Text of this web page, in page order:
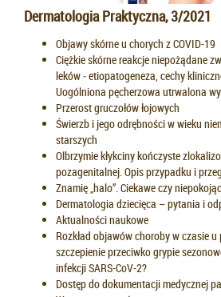
Dermatologia Praktyczna, 3/2021
Objawy skórne u chorych z COVID-19
Ciężkie skórne reakcje niepożądane
leków ‒ etiopatogeneza, cechy
Uogólniona pęcherzowa utrwalona
Przerost gruczołów łojowych
Świerzb i jego odrębności w wieku
starszych
Olbrzymie kłykciny kończyste
pozagenitalnej. Opis przypadku i
Znamię „halo”. Ciekawe czy
Dermatologia dziecięca – pytania i
Aktualności naukowe
Rozkład objawów choroby w czasie u
szczepienie przeciwko grypie
infekcji SARS-CoV-2?
Dostęp do dokumentacji medycznej